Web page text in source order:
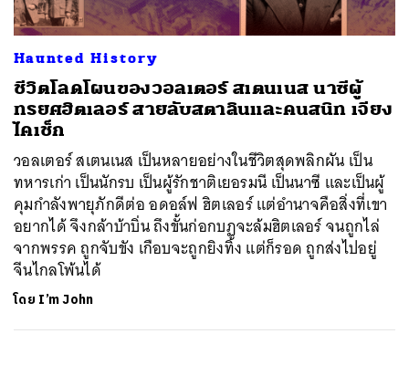
Haunted History
ชีวิตโลดโผนของวอลเตอร์ สเตนเนส นาซีผู้
ทรยศฮิตเลอร์ สายลับสตาลินและคนสนิท เจียง
ไคเช็ก
วอลเตอร์ สเตนเนส เป็นหลายอย่างในชีวิตสุดพลิกผัน เป็น
ทหารเก่า เป็นนักรบ เป็นผู้รักชาติเยอรมนี เป็นนาซี และเป็นผู้
คุมกำลังพายุภักดีต่อ อดอล์ฟ ฮิตเลอร์ แต่อำนาจคือสิ่งที่เขา
อยากได้ จึงกล้าบ้าบิ่น ถึงขั้นก่อกบฏจะล้มฮิตเลอร์ จนถูกไล่
จากพรรค ถูกจับขัง เกือบจะถูกยิงทิ้ง แต่ก็รอด ถูกส่งไปอยู่
จีนไกลโพ้นได้
โดย I’m John
ค้นหา
SHARE TWEET